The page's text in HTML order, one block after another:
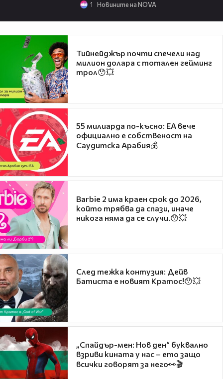
1 Новините на NOVA
Тийнейджър почти спечели над
милион долара с тотален гейминг
трол😯💥
55 милиарда по-късно: EA вече
официално е собственост на
Саудитска Арабия💰
Barbie 2 има краен срок до 2026,
който трябва да спази, иначе
никога няма да се случи.😯💥
След тежка контузия: Дейв
Батиста е новият Кратос!😯💥
„Спайдър-мен: Нов ден“ буквално
взриви кината у нас – ето защо
всички говорят за него👀🎬